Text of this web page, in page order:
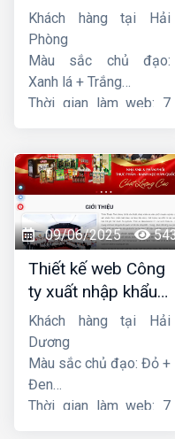
Hoàng
Khách hàng tại Hải
Phòng
Màu sắc chủ đạo:
Xanh lá + Trắng
Thời gian làm web: 7
09/06/2025
Thiết kế web Công
ty xuất nhập khẩu
Thiên Thuận Phát
Khách hàng tại Hải
Dương
Màu sắc chủ đạo: Đỏ +
Đen
Thời gian làm web: 7